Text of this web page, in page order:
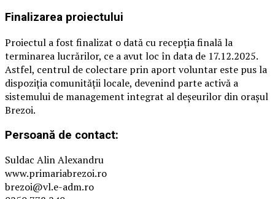
Finalizarea proiectului
Proiectul a fost finalizat o dată cu recepția finală la
terminarea lucrărilor, ce a avut loc în data de 17.12.2025.
Astfel, centrul de colectare prin aport voluntar este pus la
dispoziția comunității locale, devenind parte activă a
sistemului de management integrat al deșeurilor din orașul
Brezoi.
Persoană de contact:
Suldac Alin Alexandru
www.primariabrezoi.ro
brezoi@vl.e-adm.ro